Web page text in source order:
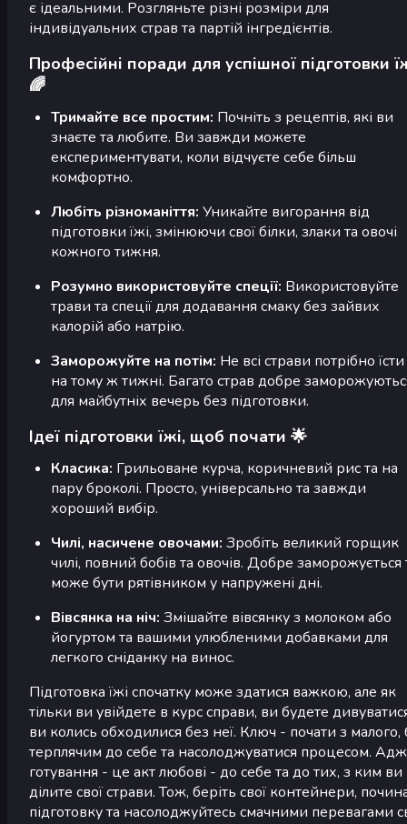
є ідеальними. Розгляньте різні розміри для
індивідуальних страв та партій інгредієнтів.
Професійні поради для успішної підготовки
🌈
Тримайте все простим: Почніть з рецептів, які ви
знаєте та любите. Ви завжди можете
експериментувати, коли відчуєте себе більш
комфортно.
Любіть різноманіття: Уникайте вигорання від
підготовки їжі, змінюючи свої білки, злаки та овочі
кожного тижня.
Розумно використовуйте спеції: Використовуйте
трави та спеції для додавання смаку без зайвих
калорій або натрію.
Заморожуйте на потім: Не всі страви потрібно їсти
на тому ж тижні. Багато страв добре
для майбутніх вечерь без підготовки.
Ідеї підготовки їжі, щоб почати 🌟
Класика: Грильоване курча, коричневий рис та на
пару броколі. Просто, універсально та завжди
хороший вибір.
Чилі, насичене овочами: Зробіть великий горщик
чилі, повний бобів та овочів. Добре заморожується
може бути рятівником у напружені дні.
Вівсянка на ніч: Змішайте вівсянку з молоком або
йогуртом та вашими улюбленими добавками для
легкого сніданку на винос.
Підготовка їжі спочатку може здатися важкою, але як
тільки ви увійдете в курс справи, ви будете
ви колись обходилися без неї. Ключ - почати з малого,
терплячим до себе та насолоджуватися процесом.
готування - це акт любові - до себе та до тих, з ким ви
ділите свої страви. Тож, беріть свої контейнери,
підготовку та насолоджуйтесь смачними перевагами